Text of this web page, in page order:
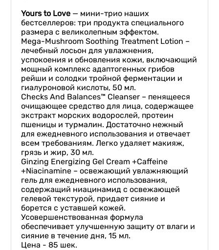
Yours to Love — мини-трио наших
бестселлеров: три продукта специального
размера с великолепным эффектом.
Mega-Mushroom Soothing Treatment Lotion –
лечебный лосьон для увлажнения,
успокоения и обновления кожи, включающий
мощный комплекс адаптогенных грибов
рейши и солодки тройной ферментации и
гиалуроновой кислоты, 50 мл.
Checks And Balances™ Cleanser – пенящееся
очищающее средство для лица, содержащее
экстракт морских водорослей, протеин
пшеницы и турмалин. Достаточно нежный
для ежедневного использования и отвечает
всем требованиям. Легко удаляет макияж,
грязь и жир, 30 мл.
Ginzing Energizing Gel Cream +Caffeine
+Niacinamine – освежающий увлажняющий
гель для ежедневного использования,
содержащий ниацинамид с освежающей
гелевой текстурой, придает сияние и
борется с уставшей кожей.
Усовершенствованная формула
обеспечивает улучшенную защиту от влаги и
сияние в течение дня, 15 мл.
Цена - 85 шек.